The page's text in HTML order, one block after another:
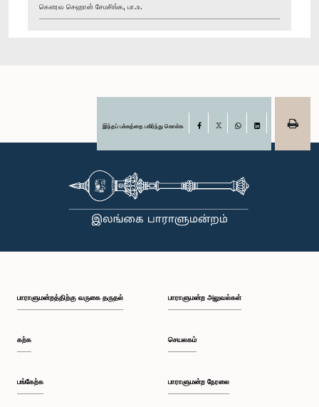
கௌரவ செஹான் சேமசிங்க, பா.உ.
இந்தப் பக்கத்தை பகிர்ந்து கொள்க Facebook
பாராளுமன்றத்திற்கு வருகை தருதல்
கற்க
பங்கேற்க
பாராளுமன்ற அலுவல்கள்
செயலகம்
பாராளுமன்ற நேரலை